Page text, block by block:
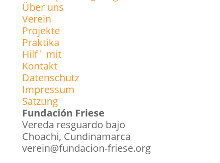
Über uns
Verein
Projekte
Praktika
Hilf´ mit
Kontakt
Datenschutz
Impressum
Satzung
Fundación Friese
Vereda resguardo bajo
Choachi, Cundinamarca
verein@fundacion-friese.org